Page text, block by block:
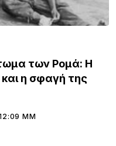
των Ρομά: Η
η σφαγή της
ΜΜ